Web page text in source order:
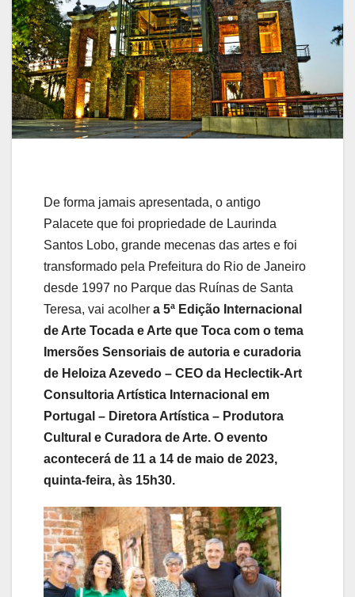
De forma jamais apresentada, o antigo
Palacete que foi propriedade de Laurinda
Santos Lobo, grande mecenas das artes e foi
transformado pela Prefeitura do Rio de Janeiro
desde 1997 no Parque das Ruínas de Santa
Teresa, vai acolher a 5ª Edição Internacional
de Arte Tocada e Arte que Toca com o tema
Imersões Sensoriais de autoria e curadoria
de Heloiza Azevedo – CEO da Heclectik-Art
Consultoria Artística Internacional em
Portugal – Diretora Artística – Produtora
Cultural e Curadora de Arte. O evento
acontecerá de 11 a 14 de maio de 2023,
quinta-feira, às 15h30.